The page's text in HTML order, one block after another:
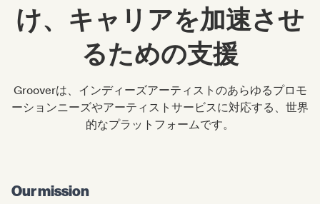
け、キャリアを加速させ
るための支援
Grooverは、インディーズアーティストのあらゆるプロモ
ーションニーズやアーティストサービスに対応する、世界
的なプラットフォームです。
Our mission